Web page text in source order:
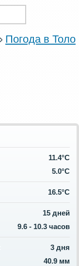
Погода в Толо
11.4°C
5.0°C
16.5°C
15 дней
9.6 - 10.3 часов
3 дня
40.9 мм